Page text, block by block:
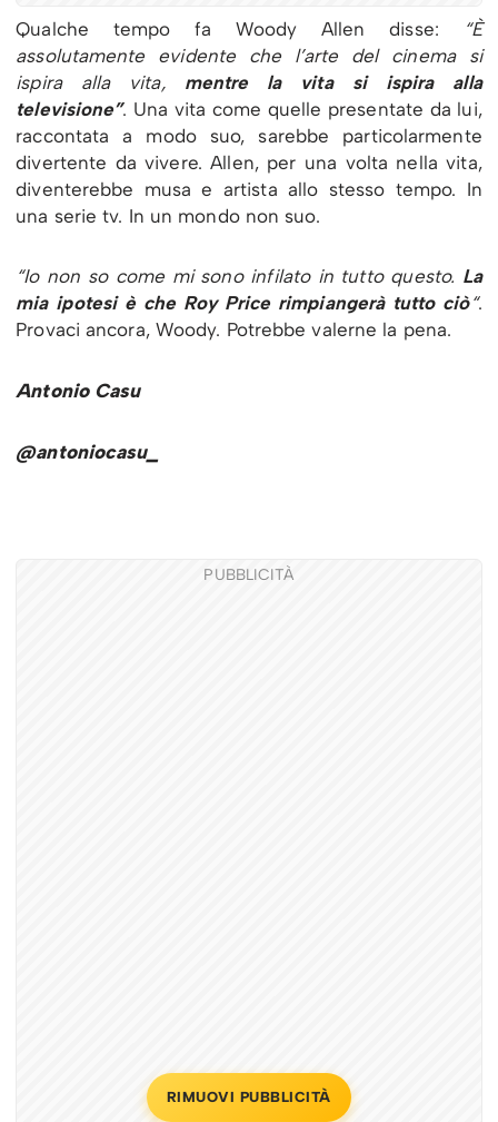
Qualche tempo fa Woody Allen disse: “È
assolutamente evidente che l’arte del cinema si
ispira alla vita, mentre la vita si ispira alla
televisione”. Una vita come quelle presentate da lui,
raccontata a modo suo, sarebbe particolarmente
divertente da vivere. Allen, per una volta nella vita,
diventerebbe musa e artista allo stesso tempo. In
una serie tv. In un mondo non suo.
“Io non so come mi sono infilato in tutto questo. La
mia ipotesi è che Roy Price rimpiangerà tutto ciò“.
Provaci ancora, Woody. Potrebbe valerne la pena.
Antonio Casu
@antoniocasu_
PUBBLICITÀ
RIMUOVI PUBBLICITÀ